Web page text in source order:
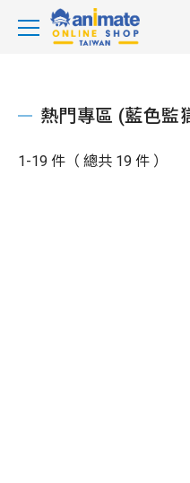
熱門專區 (藍色監
1-19 件（ 總共 19 件 ）